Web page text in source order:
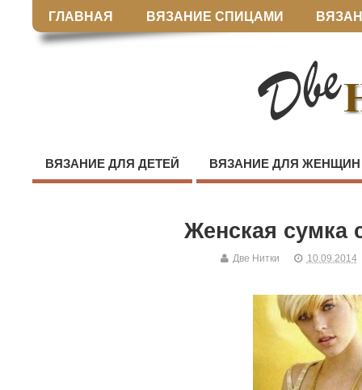
ГЛАВНАЯ ВЯЗАНИЕ СПИЦАМИ
ВЯЗАНИЕ ДЛЯ ДЕТЕЙ ВЯЗАНИЕ ДЛЯ ЖЕНЩИН
Женская сумка
Две Нитки 10.09.2014